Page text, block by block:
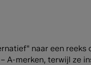
naar een reeks
A-merken, terwijl ze